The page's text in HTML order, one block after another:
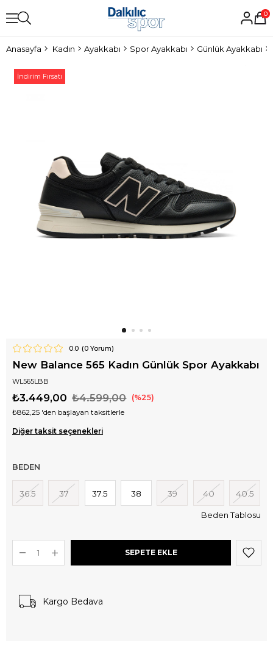
0
Anasayfa Kadın Ayakkabı Spor Ayakkabı Günlük Ayakkabı
İndirim Fırsatı
0.0 (0Yorum)
New Balance 565 Kadın Günlük Spor Ayakkabı
WL565LBB
₺4.599,00
₺3.449,00 25
₺862,25 'den başlayan taksitlerle
Diğer taksit seçenekleri
BEDEN
36.5 37 37.5 38 39 40 40.5
Beden Tablosu
Kargo Bedava